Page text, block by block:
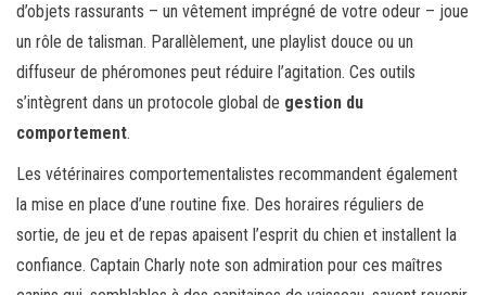
d’objets rassurants – un vêtement imprégné de votre odeur – joue
un rôle de talisman. Parallèlement, une playlist douce ou un
diffuseur de phéromones peut réduire l’agitation. Ces outils
s’intègrent dans un protocole global de gestion du
comportement.
Les vétérinaires comportementalistes recommandent également
la mise en place d’une routine fixe. Des horaires réguliers de
sortie, de jeu et de repas apaisent l’esprit du chien et installent la
confiance. Captain Charly note son admiration pour ces maîtres